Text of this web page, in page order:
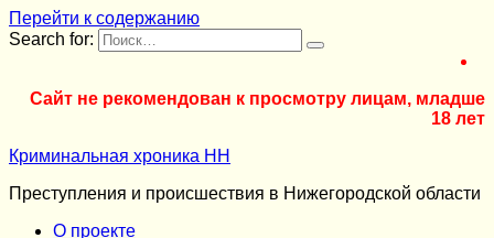
Перейти к содержанию
Search for:
Сайт не рекомендован к просмотру лицам, младше
18 лет
Криминальная хроника НН
Преступления и происшествия в Нижегородской области
О проекте